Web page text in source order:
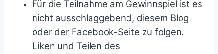
Für die Teilnahme am Gewinnspiel ist es
nicht ausschlaggebend, diesem Blog
oder der Facebook-Seite zu folgen.
Liken und Teilen des